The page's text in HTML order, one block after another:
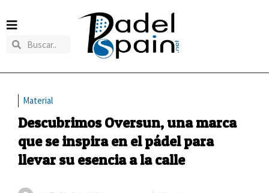
Material
Descubrimos Oversun, una marca
que se inspira en el pádel para
llevar su esencia a la calle